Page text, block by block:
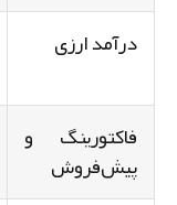
درآمد ارزی
فاکتورینگ و
پیش‌فروش